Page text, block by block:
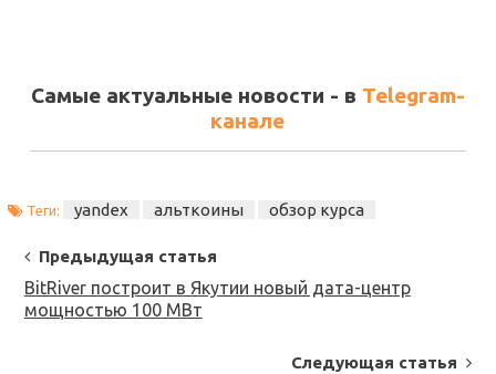
Самые актуальные новости - в Telegram-
канале
Теги: yandex альткоины обзор курса
Post
Navigation
Предыдущая статья
BitRiver построит в Якутии новый дата-центр
мощностью 100 МВт
Следующая статья